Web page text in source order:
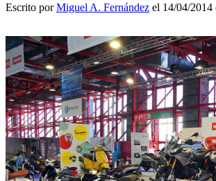
Escrito porMiguel A. Fernández el 14/04/2014